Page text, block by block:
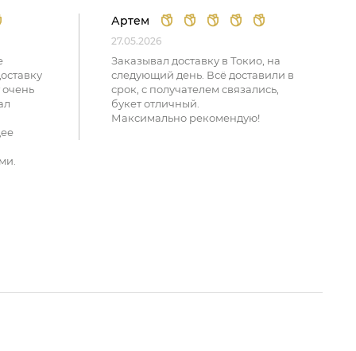
Артем
27.05.2026
Заказывал доставку в Токио, на
следующий день. Всё доставили в
срок, с получателем связались,
букет отличный.
Максимально рекомендую!